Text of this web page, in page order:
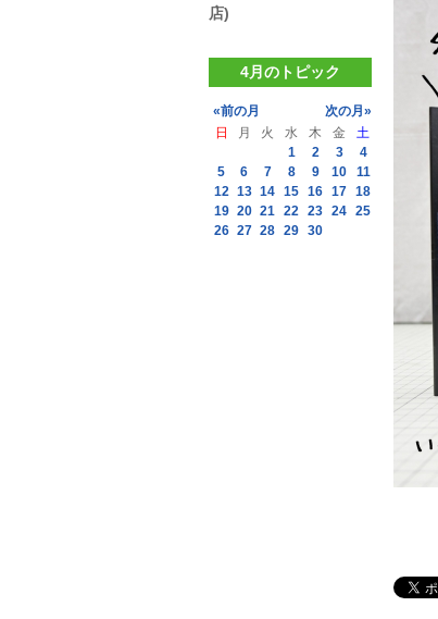
店)
4月のトピック
«前の月
次の月»
日
月 火 水 木 金
土
1
2 3
4
5
6 7 8 9 10
11
12 13 14 15 16 17 18
19 20 21 22 23 24 25
26 27 28 29 30